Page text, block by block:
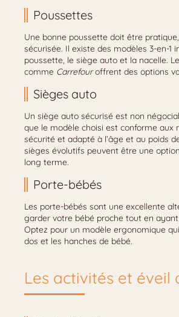
Poussettes
Une bonne poussette doit être
sécurisée. Il existe des modèles 3-en-1
poussette, le siège auto et la nacelle.
comme Carrefouroffrent des options
Sièges auto
Un siège auto sécurisé est non
que le modèle choisi est conforme aux
sécurité et adapté à l’âge et au poids
sièges évolutifs peuvent être une
long terme.
Porte-bébés
Les porte-bébés sont une excellente
garder votre bébé proche tout en
Optez pour un modèle ergonomique
dos et les hanches de bébé.
Les activités et éveil